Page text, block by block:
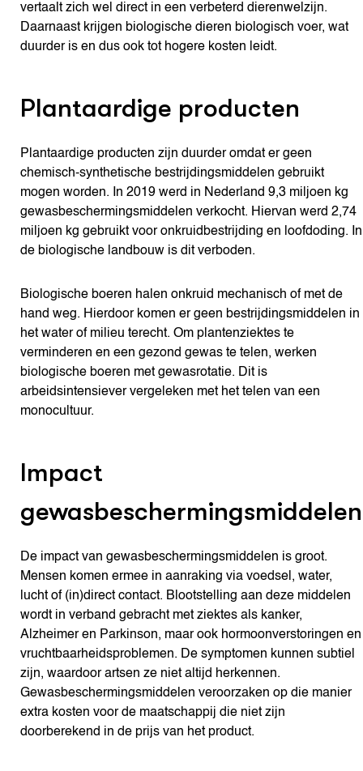
vertaalt zich wel direct in een verbeterd dierenwelzijn.
Daarnaast krijgen biologische dieren biologisch voer, wat
duurder is en dus ook tot hogere kosten leidt.
Plantaardige producten
Plantaardige producten zijn duurder omdat er geen
chemisch-synthetische bestrijdingsmiddelen gebruikt
mogen worden. In 2019 werd in Nederland 9,3 miljoen kg
gewasbeschermingsmiddelen verkocht. Hiervan werd 2,74
miljoen kg gebruikt voor onkruidbestrijding en loofdoding. In
de biologische landbouw is dit verboden.
Biologische boeren halen onkruid mechanisch of met de
hand weg. Hierdoor komen er geen bestrijdingsmiddelen in
het water of milieu terecht. Om plantenziektes te
verminderen en een gezond gewas te telen, werken
biologische boeren met gewasrotatie. Dit is
arbeidsintensiever vergeleken met het telen van een
monocultuur.
Impact
gewasbeschermingsmiddelen
De impact van gewasbeschermingsmiddelen is groot.
Mensen komen ermee in aanraking via voedsel, water,
lucht of (in)direct contact. Blootstelling aan deze middelen
wordt in verband gebracht met ziektes als kanker,
Alzheimer en Parkinson, maar ook hormoonverstoringen en
vruchtbaarheidsproblemen. De symptomen kunnen subtiel
zijn, waardoor artsen ze niet altijd herkennen.
Gewasbeschermingsmiddelen veroorzaken op die manier
extra kosten voor de maatschappij die niet zijn
doorberekend in de prijs van het product.